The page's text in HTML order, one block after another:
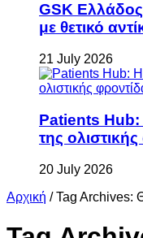
GSK
με θετικό
21 July 2026
Patients
της
20 July 2026
Αρχική / Tag Archives: